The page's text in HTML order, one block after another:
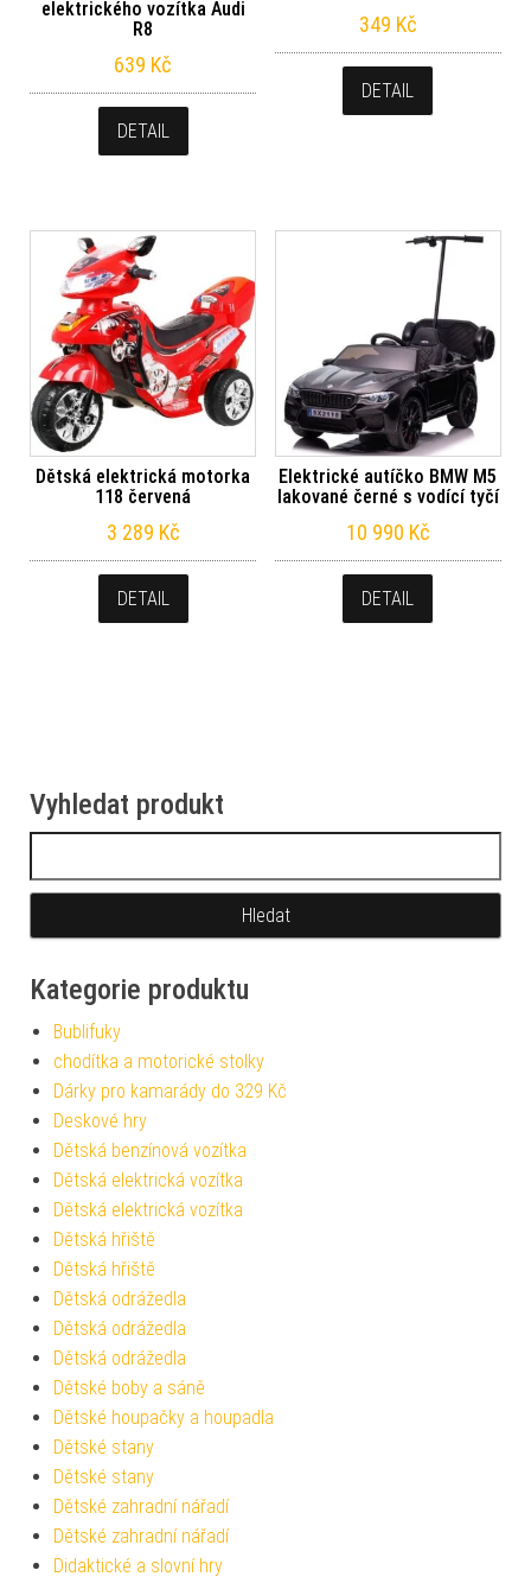
elektrického vozítka Audi
R8
639 Kč
DETAIL
349 Kč
DETAIL
Dětská elektrická motorka
118 červená
3 289 Kč
DETAIL
Elektrické autíčko BMW M5
lakované černé s vodící tyčí
10 990 Kč
DETAIL
Vyhledat produkt
Kategorie produktu
Bublifuky
chodítka a motorické stolky
Dárky pro kamarády do 329 Kč
Deskové hry
Dětská benzínová vozítka
Dětská elektrická vozítka
Dětská elektrická vozítka
Dětská hřiště
Dětská hřiště
Dětská odrážedla
Dětská odrážedla
Dětská odrážedla
Dětské boby a sáně
Dětské houpačky a houpadla
Dětské stany
Dětské stany
Dětské zahradní nářadí
Dětské zahradní nářadí
Didaktické a slovní hry